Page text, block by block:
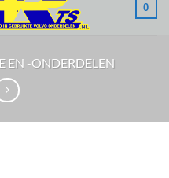
0
EN -ONDERDELEN